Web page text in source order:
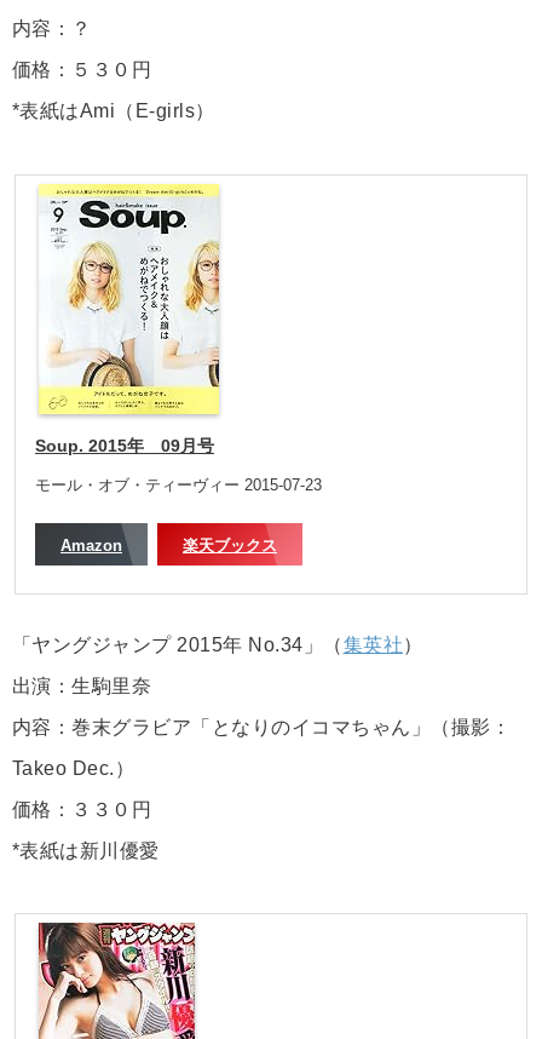
内容：？
価格：５３０円
*表紙はAmi（E-girls）
Soup. 2015年 09月号
モール・オブ・ティーヴィー 2015-07-23
Amazon 楽天ブックス
「ヤングジャンプ 2015年 No.34」（集英社）
出演：生駒里奈
内容：巻末グラビア「となりのイコマちゃん」（撮影：
Takeo Dec.）
価格：３３０円
*表紙は新川優愛